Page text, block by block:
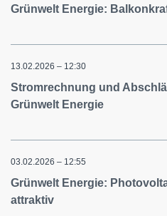
Grünwelt Energie:
13.02.2026 – 12:30
Stromrechnung und
Grünwelt Energie
03.02.2026 – 12:55
Grünwelt Energie:
attraktiv